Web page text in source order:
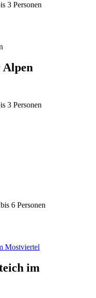
3 Personen
Alpen
3 Personen
6 Personen
im